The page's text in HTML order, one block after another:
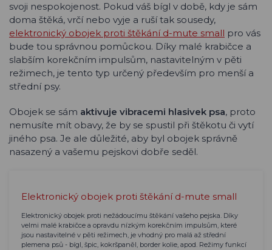
svoji nespokojenost. Pokud váš bígl v době, kdy je sám
doma štěká, vrčí nebo vyje a ruší tak sousedy,
elektronický obojek proti štěkání d-mute small pro vás
bude tou správnou pomůckou. Díky malé krabičce a
slabším korekčním impulsům, nastavitelným v pěti
režimech, je tento typ určený především pro menší a
střední psy.
Obojek se sám aktivuje vibracemi hlasivek psa, proto
nemusíte mít obavy, že by se spustil při štěkotu či vytí
jiného psa. Je ale důležité, aby byl obojek správně
nasazený a vašemu pejskovi dobře seděl.
Elektronický obojek proti štěkání d-mute small
Elektronický obojek proti nežádoucímu štěkání vašeho pejska. Díky
velmi malé krabičce a opravdu nízkým korekčním impulsům, které
jsou nastavitelné v pěti režimech, je vhodný pro malá až střední
plemena psů - bígl, špic, kokršpaněl, border kolie, apod. Režimy funkcí